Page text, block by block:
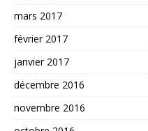
mars 2017
février 2017
janvier 2017
décembre 2016
novembre 2016